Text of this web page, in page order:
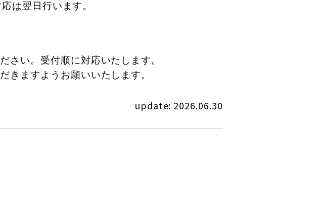
は翌日行います。
さい。受付順に対応いたします。
きますようお願いいたします。
update: 2026.06.30